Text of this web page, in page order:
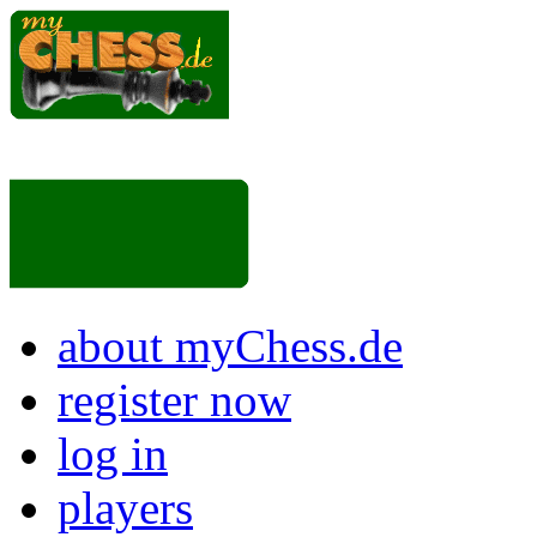
about myChess.de
register now
log in
players